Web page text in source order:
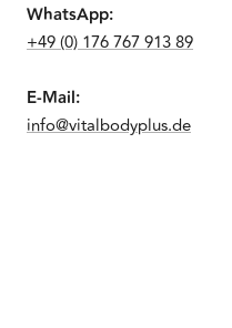
WhatsApp:
+49 (0) 176 767 913 89
E-Mail:
info@vitalbodyplus.de